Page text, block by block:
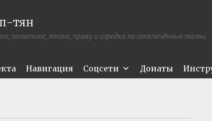
тян
политике, этике, праву и изредка на отвлечённые темы.
Навигация Соцсети Донаты